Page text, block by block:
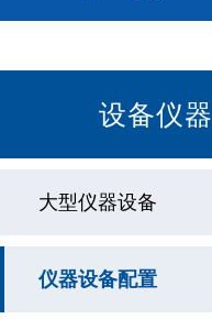
设备仪器
大型仪器设备
仪器设备配置